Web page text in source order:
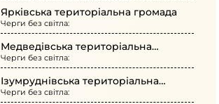
Ярківська територіальна громада
Черги без світла:
Медведівська територіальна
громада
Черги без світла:
Ізумруднівська територіальна
громада
Черги без світла: